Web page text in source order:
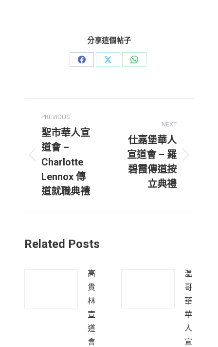
分享這個帖子
Share
Share
Share
navigation
PREVIOUS
Previous
post:
聖市華人宣
道會 –
Charlotte
Lennox 傳
道就職典禮
NEXT
Next
post:
仕嘉堡華人
宣道會 – 羅
碧霞傳道按
立典禮
Related Posts
高
貴
林
宣
道
會
温
哥
華
華
人
宣